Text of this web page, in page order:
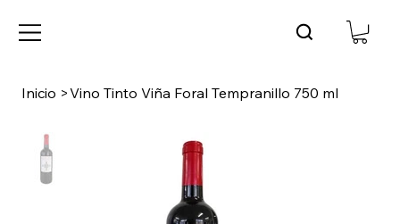
Inicio >Vino Tinto Viña Foral Tempranillo 750 ml